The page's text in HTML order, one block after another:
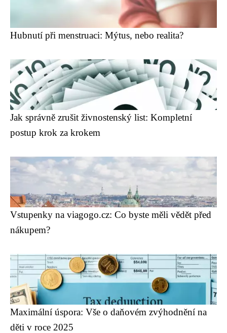
Hubnutí při menstruaci: Mýtus, nebo realita?
Jak správně zrušit živnostenský list: Kompletní
postup krok za krokem
Vstupenky na viagogo.cz: Co byste měli vědět před
nákupem?
Maximální úspora: Vše o daňovém zvýhodnění na
děti v roce 2025